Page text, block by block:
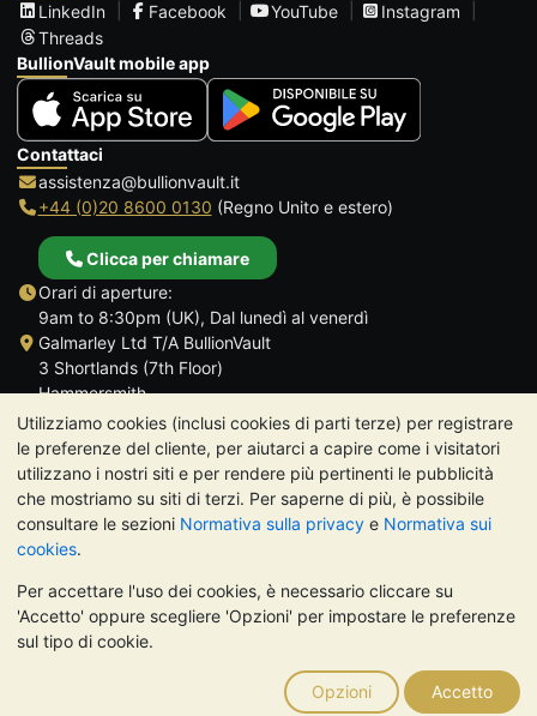
Utilizziamo cookies (inclusi cookies di parti terze) per registrare
le preferenze del cliente, per aiutarci a capire come i visitatori
utilizzano i nostri siti e per rendere più pertinenti le pubblicità
che mostriamo su siti di terzi. Per saperne di più, è possibile
consultare le sezioni Normativa sulla privacy e Normativa sui
cookies.
Per accettare l'uso dei cookies, è necessario cliccare su
'Accetto' oppure scegliere 'Opzioni' per impostare le preferenze
sul tipo di cookie.
Opzioni Accetto
LinkedIn
Facebook YouTube
Instagram
Threads
BullionVault mobile app
Contattaci
assistenza@bullionvault.it
+44 (0)20 8600 0130 (Regno Unito e estero)
Clicca per chiamare
Orari di aperture:
9am to 8:30pm (UK), Dal lunedì al venerdì
Galmarley Ltd T/A BullionVault
3 Shortlands (7th Floor)
Hammersmith
Londra
W6 8DA
Regno Unito
TrustScore 4.7 | 488 recensioni
NOTA BENE: Il valore dei metalli preziosi può diminuire o
aumentare, e i trend storici non sono predittori dell'andamento
futuro. Nulla di quanto contenuto nei siti web di BullionVault o
nelle sue comunicazioni costituisce una consulenza sugli